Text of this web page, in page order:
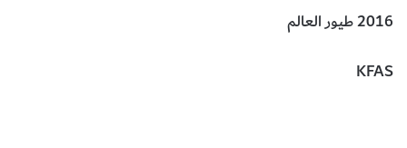
2016 طيور العالم
KFAS